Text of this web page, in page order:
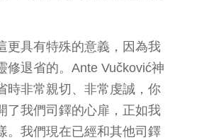
更具有特殊的意義，因為我
修退省的。Ante Vučković神
時非常親切、非常虔誠，你
了我們司鐸的心扉，正如我
。我們現在已經和其他司鐸